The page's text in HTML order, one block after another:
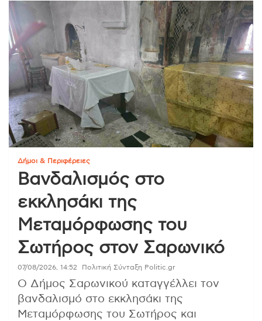
Δήμοι & Περιφέρειες
Βανδαλισμός στο
εκκλησάκι της
Μεταμόρφωσης του
Σωτήρος στον Σαρωνικό
07/08/2026, 14:52 Πολιτική Σύνταξη Politic.gr
Ο Δήμος Σαρωνικού καταγγέλλει τον
βανδαλισμό στο εκκλησάκι της
Μεταμόρφωσης του Σωτήρος και